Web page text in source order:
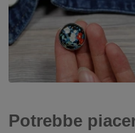
Potrebbe